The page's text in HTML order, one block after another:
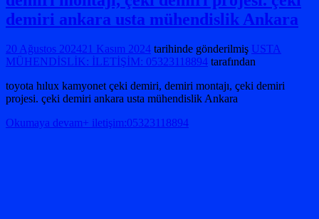
demiri ankara usta mühendislik Ankara
20 Ağustos 202421 Kasım 2024 tarihinde gönderilmiş USTA
MÜHENDİSLİK: İLETİŞİM: 05323118894 tarafından
toyota hılux kamyonet çeki demiri, demiri montajı, çeki demiri
projesi. çeki demiri ankara usta mühendislik Ankara
Okumaya devam+ iletişim:05323118894